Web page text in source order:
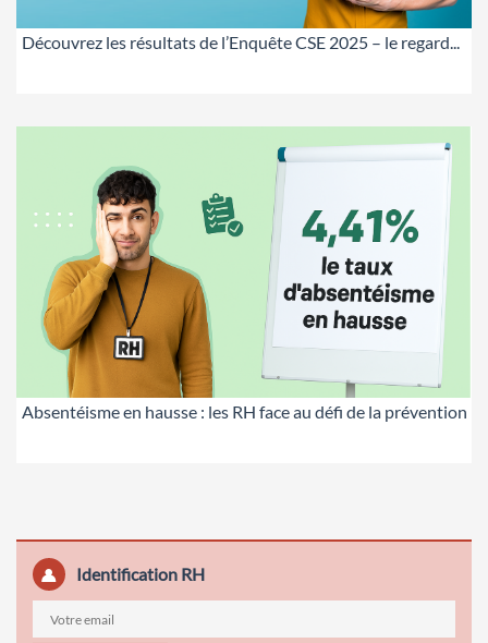
Découvrez les résultats de l’Enquête CSE 2025 – le regard...
Absentéisme en hausse : les RH face au défi de la prévention
Identification RH